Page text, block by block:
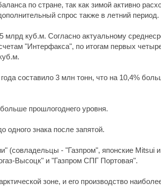
по стране, так как зимой активно
спрос также в летний период.
куб.м. Согласно актуальному
"Интерфакса", по итогам первых
составило 3 млн тонн, что на 10,4%
прошлогоднего уровня.
одного знака после запятой.
(совладельцы - "Газпром", японские
Высоцк" и "Газпром СПГ Портовая".
зоне, и его производство